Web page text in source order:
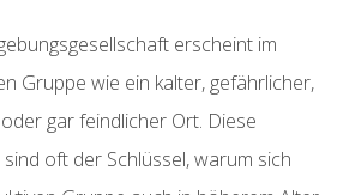
erscheint im
Gruppe wie ein kalter, gefährlicher,
gar feindlicher Ort. Diese
oft der Schlüssel, warum sich